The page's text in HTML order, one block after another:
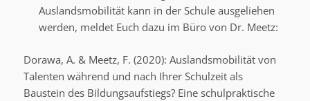
Auslandsmobilität kann in der Schule ausgeliehen
werden, meldet Euch dazu im Büro von Dr. Meetz:
Dorawa, A. & Meetz, F. (2020): Auslandsmobilität von
Talenten während und nach Ihrer Schulzeit als
Baustein des Bildungsaufstiegs? Eine schulpraktische